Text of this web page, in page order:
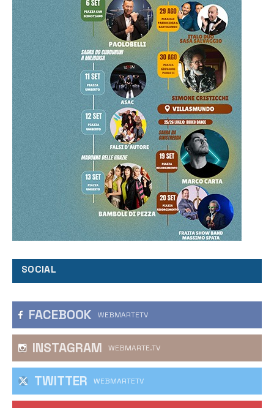
SOCIAL
FACEBOOK WEBMARTETV
INSTAGRAM WEBMARTE.TV
TWITTER WEBMARTETV